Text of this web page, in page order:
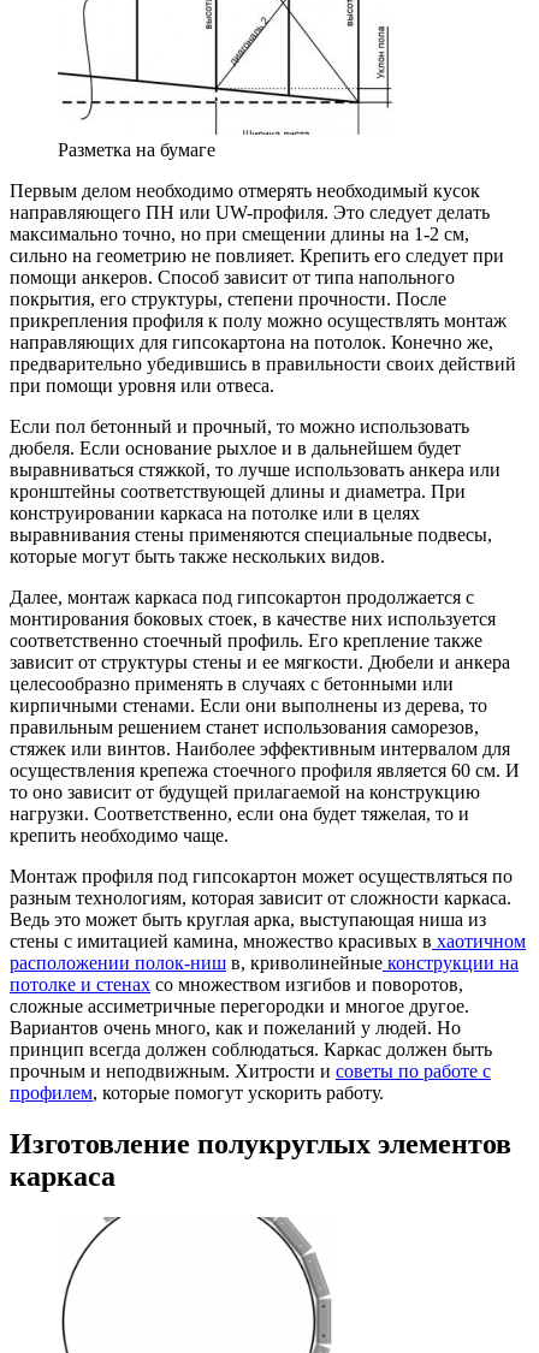
Разметка на бумаге
Первым делом необходимо отмерять необходимый кусок
направляющего ПН или UW-профиля. Это следует делать
максимально точно, но при смещении длины на 1-2 см,
сильно на геометрию не повлияет. Крепить его следует при
помощи анкеров. Способ зависит от типа напольного
покрытия, его структуры, степени прочности. После
прикрепления профиля к полу можно осуществлять монтаж
направляющих для гипсокартона на потолок. Конечно же,
предварительно убедившись в правильности своих действий
при помощи уровня или отвеса.
Если пол бетонный и прочный, то можно использовать
дюбеля. Если основание рыхлое и в дальнейшем будет
выравниваться стяжкой, то лучше использовать анкера или
кронштейны соответствующей длины и диаметра. При
конструировании каркаса на потолке или в целях
выравнивания стены применяются специальные подвесы,
которые могут быть также нескольких видов.
Далее, монтаж каркаса под гипсокартон продолжается с
монтирования боковых стоек, в качестве них используется
соответственно стоечный профиль. Его крепление также
зависит от структуры стены и ее мягкости. Дюбели и анкера
целесообразно применять в случаях с бетонными или
кирпичными стенами. Если они выполнены из дерева, то
правильным решением станет использования саморезов,
стяжек или винтов. Наиболее эффективным интервалом для
осуществления крепежа стоечного профиля является 60 см. И
то оно зависит от будущей прилагаемой на конструкцию
нагрузки. Соответственно, если она будет тяжелая, то и
крепить необходимо чаще.
Монтаж профиля под гипсокартон может осуществляться по
разным технологиям, которая зависит от сложности каркаса.
Ведь это может быть круглая арка, выступающая ниша из
стены с имитацией камина, множество красивых в хаотичном
расположении полок-ниш в, криволинейные конструкции на
потолке и стенах со множеством изгибов и поворотов,
сложные ассиметричные перегородки и многое другое.
Вариантов очень много, как и пожеланий у людей. Но
принцип всегда должен соблюдаться. Каркас должен быть
прочным и неподвижным. Хитрости и советы по работе с
профилем, которые помогут ускорить работу.
Изготовление полукруглых элементов
каркаса